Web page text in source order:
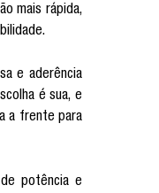
mais rápida,
e aderência
é sua, e
a frente para
potência e